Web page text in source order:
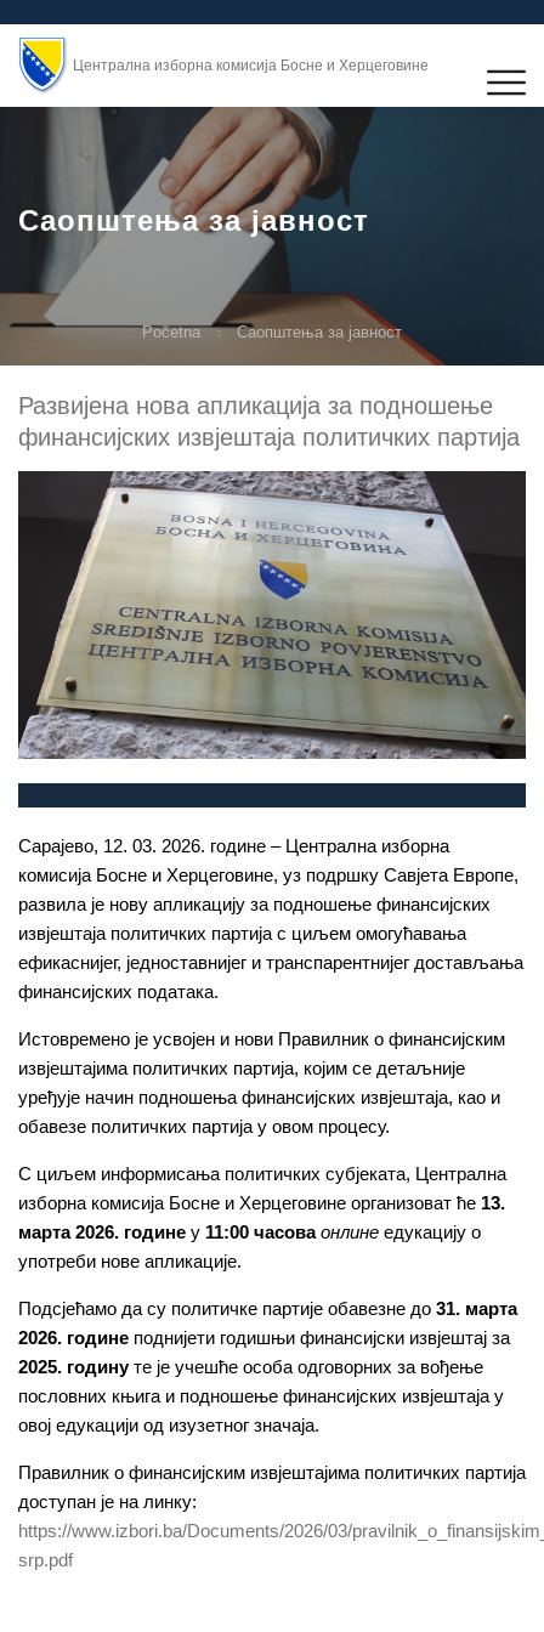
Централна изборна комисија Босне и Херцеговине
Саопштења за јавност
Početna Саопштења за јавност
Развијена нова апликација за подношење
финансијских извјештаја политичких партија
Сарајево, 12. 03. 2026. године – Централна изборна
комисија Босне и Херцеговине, уз подршку Савјета Европе,
развила је нову апликацију за подношење финансијских
извјештаја политичких партија с циљем омогућавања
ефикаснијег, једноставнијег и транспарентнијег достављања
финансијских података.
Истовремено је усвојен и нови Правилник о финансијским
извјештајима политичких партија, којим се детаљније
уређује начин подношења финансијских извјештаја, као и
обавезе политичких партија у овом процесу.
С циљем информисања политичких субјеката, Централна
изборна комисија Босне и Херцеговине организоват ће 13.
марта 2026. године у 11:00 часоваонлине едукацију о
употреби нове апликације.
Подсјећамо да су политичке партије обавезне до 31. марта
2026. године поднијети годишњи финансијски извјештај за
2025. годинуте је учешће особа одговорних за вођење
пословних књига и подношење финансијских извјештаја у
овој едукацији од изузетног значаја.
Правилник о финансијским извјештајима политичких партија
доступан је на линку:
https://www.izbori.ba/Documents/2026/03/
srp.pdf